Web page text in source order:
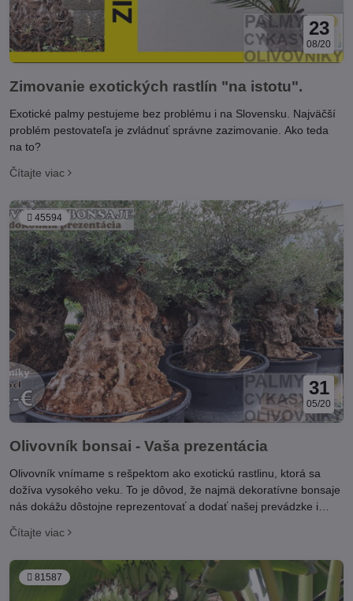
23
08/20
Zimovanie exotických rastlín "na istotu".
Exotické palmy pestujeme bez problému i na Slovensku. Najväčší
problém pestovateľa je zvládnuť správne zazimovanie. Ako teda
na to?
Čítajte viac
45594
31
05/20
Olivovník bonsai - Vaša prezentácia
Olivovník vnímame s rešpektom ako exotickú rastlinu, ktorá sa
dožíva vysokého veku. To je dôvod, že najmä dekoratívne bonsaje
nás dokážu dôstojne reprezentovať a dodať našej prevádzke i
domovu zhodnotenie a náležitý kredit. Pestovanie pritom vôbec nie
je náročné.
Čítajte viac
81587